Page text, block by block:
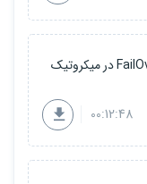
00:12:48